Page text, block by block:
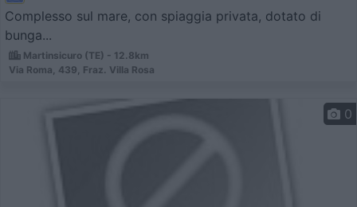
Complesso sul mare, con spiaggia privata, dotato di
bunga...
Martinsicuro (TE) - 12.8km
Via Roma, 439, Fraz. Villa Rosa
0